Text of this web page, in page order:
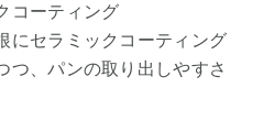
コーティング
にセラミックコーティング
つ、パンの取り出しやすさ